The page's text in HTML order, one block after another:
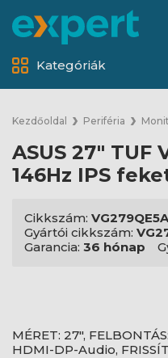
Kategóriák
Kezdőoldal Periféria
ASUS 27" TUF
146Hz IPS
Cikkszám: VG279QE5A
Gyártói cikkszám:
Garancia: 36 hónap
MÉRET: 27",
HDMI-DP-Audio,